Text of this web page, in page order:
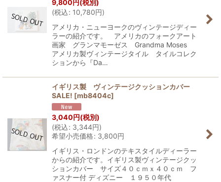
9,800円(税別)
(税込: 10,780円)
アメリカ・ニューヨークのヴィンテージディー
ラーの紹介です。 アメリカのフォークアート
画家 グランマモーゼス Grandma Moses
アメリカ製ヴィンテージタイル タイルコレク
ションから『Da…
イギリス製 ヴィンテージクッションカバー
SALE! [mb8404c]
3,040円(税別)
(税込: 3,344円)
希望小売価格: 3,800円
イギリス・ロンドンのテキスタイルディーラー
からの紹介です。イギリス製ヴィンテージクッ
ションカバー サイズ４０ｃｍｘ４０ｃｍ フ
ァスナー付 ディズニー １９５０年代